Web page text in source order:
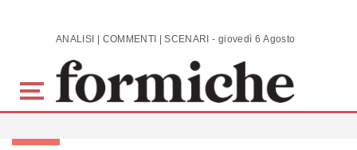
Skip to main content ANALISI | COMMENTI | SCENARI - giovedì 6 Agosto 2026